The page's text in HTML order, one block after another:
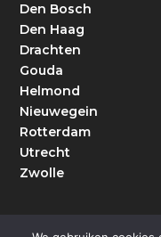
Den Bosch
Den Haag
Drachten
Gouda
Helmond
Nieuwegein
Rotterdam
Utrecht
Zwolle